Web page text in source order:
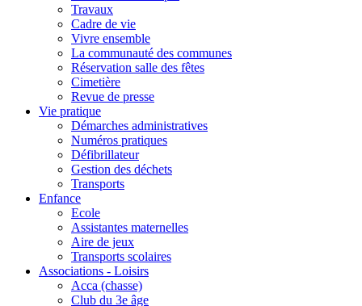
Travaux
Cadre de vie
Vivre ensemble
La communauté des communes
Réservation salle des fêtes
Cimetière
Revue de presse
Vie pratique
Démarches administratives
Numéros pratiques
Défibrillateur
Gestion des déchets
Transports
Enfance
Ecole
Assistantes maternelles
Aire de jeux
Transports scolaires
Associations - Loisirs
Acca (chasse)
Club du 3e âge